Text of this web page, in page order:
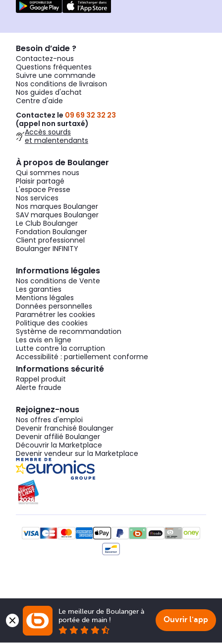
Besoin d’aide ?
Contactez-nous
Questions fréquentes
Suivre une commande
Nos conditions de livraison
Nos guides d'achat
Centre d'aide
Contactez le 09 69 32 32 23
(appel non surtaxé)
Accès sourds
et malentendants
À propos de Boulanger
Qui sommes nous
Plaisir partagé
L'espace Presse
Nos services
Nos marques Boulanger
SAV marques Boulanger
Le Club Boulanger
Fondation Boulanger
Client professionnel
Boulanger INFINITY
Informations légales
Nos conditions de Vente
Les garanties
Mentions légales
Données personnelles
Paramétrer les cookies
Politique des cookies
Système de recommandation
Les avis en ligne
Lutte contre la corruption
Accessibilité : partiellement conforme
Informations sécurité
Rappel produit
Alerte fraude
Rejoignez-nous
Nos offres d'emploi
Devenir franchisé Boulanger
Devenir affilié Boulanger
Découvrir la Marketplace
Devenir vendeur sur la Marketplace
Le meilleur de Boulanger à
portée de main !
Ouvrir l'app